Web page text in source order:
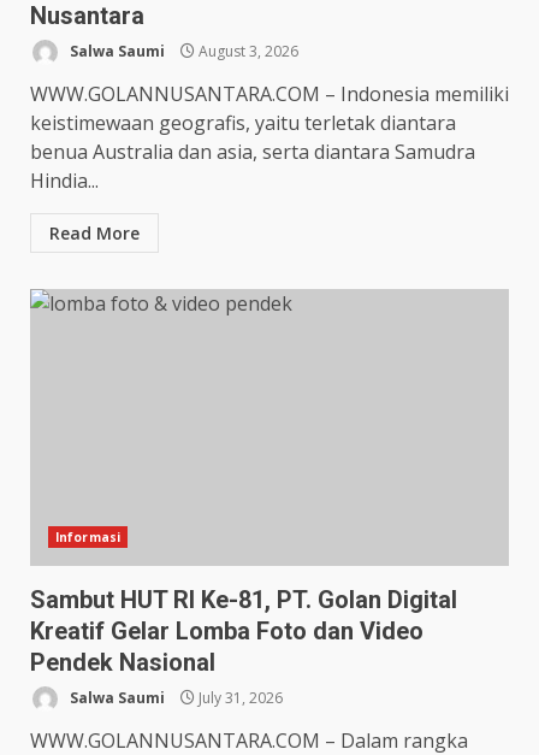
Nusantara
Salwa Saumi August 3, 2026
WWW.GOLANNUSANTARA.COM – Indonesia memiliki
keistimewaan geografis, yaitu terletak diantara
benua Australia dan asia, serta diantara Samudra
Hindia...
Read More
Informasi
Sambut HUT RI Ke-81, PT. Golan Digital
Kreatif Gelar Lomba Foto dan Video
Pendek Nasional
Salwa Saumi July 31, 2026
WWW.GOLANNUSANTARA.COM – Dalam rangka